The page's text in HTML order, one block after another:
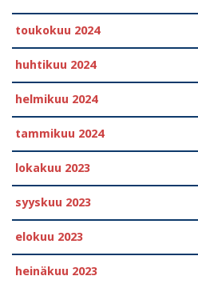
toukokuu 2024
huhtikuu 2024
helmikuu 2024
tammikuu 2024
lokakuu 2023
syyskuu 2023
elokuu 2023
heinäkuu 2023